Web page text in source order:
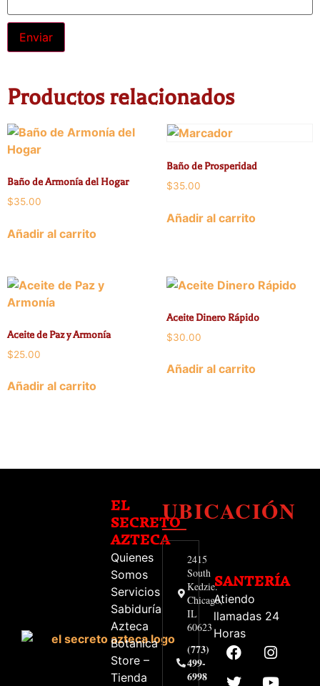
Productos relacionados
Baño de Armonía del Hogar
$35.00
Añadir al carrito
Baño de Prosperidad
$35.00
Añadir al carrito
Aceite de Paz y Armonía
$25.00
Añadir al carrito
Aceite Dinero Rápido
$30.00
Añadir al carrito
EL
SECRETO
AZTECA
Quienes
Somos
Servicios
Sabiduría
Azteca
Botanica
Store –
Tienda
UBICACIÓN
2415
South
Kedzie.
Chicago,
IL
60623
(773)
499-
6998
SANTERÍA
Atiendo
llamadas 24
Horas